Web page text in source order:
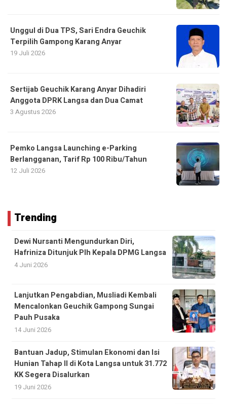
Unggul di Dua TPS, Sari Endra Geuchik
Terpilih Gampong Karang Anyar
19 Juli 2026
Sertijab Geuchik Karang Anyar Dihadiri
Anggota DPRK Langsa dan Dua Camat
3 Agustus 2026
Pemko Langsa Launching e-Parking
Berlangganan, Tarif Rp 100 Ribu/Tahun
12 Juli 2026
Trending
Dewi Nursanti Mengundurkan Diri,
Hafriniza Ditunjuk Plh Kepala DPMG Langsa
4 Juni 2026
Lanjutkan Pengabdian, Musliadi Kembali
Mencalonkan Geuchik Gampong Sungai
Pauh Pusaka
14 Juni 2026
Bantuan Jadup, Stimulan Ekonomi dan Isi
Hunian Tahap II di Kota Langsa untuk 31.772
KK Segera Disalurkan
19 Juni 2026